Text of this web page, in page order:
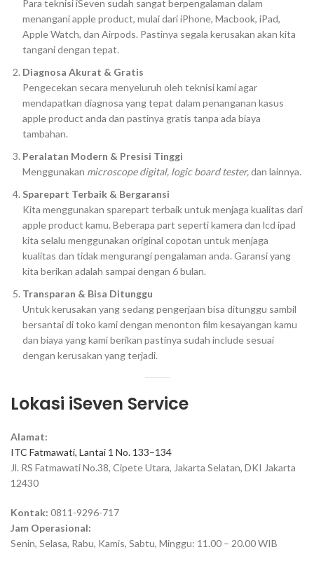
Para teknisi iSeven sudah sangat berpengalaman dalam
menangani apple product, mulai dari iPhone, Macbook, iPad,
Apple Watch, dan Airpods. Pastinya segala kerusakan akan kita
tangani dengan tepat.
Diagnosa Akurat & Gratis
Pengecekan secara menyeluruh oleh teknisi kami agar
mendapatkan diagnosa yang tepat dalam penanganan kasus
apple product anda dan pastinya gratis tanpa ada biaya
tambahan.
Peralatan Modern & Presisi Tinggi
Menggunakan microscope digital, logic board tester,dan lainnya.
Sparepart Terbaik & Bergaransi
Kita menggunakan sparepart terbaik untuk menjaga kualitas dari
apple product kamu. Beberapa part seperti kamera dan lcd ipad
kita selalu menggunakan original copotan untuk menjaga
kualitas dan tidak mengurangi pengalaman anda. Garansi yang
kita berikan adalah sampai dengan 6 bulan.
Transparan & Bisa Ditunggu
Untuk kerusakan yang sedang pengerjaan bisa ditunggu sambil
bersantai di toko kami dengan menonton film kesayangan kamu
dan biaya yang kami berikan pastinya sudah include sesuai
dengan kerusakan yang terjadi.
Lokasi iSeven Service
Alamat:
ITC Fatmawati, Lantai 1 No. 133–134
Jl. RS Fatmawati No.38, Cipete Utara, Jakarta Selatan, DKI Jakarta
12430
Kontak: 0811-9296-717
Jam Operasional:
Senin, Selasa, Rabu, Kamis, Sabtu, Minggu: 11.00 – 20.00 WIB